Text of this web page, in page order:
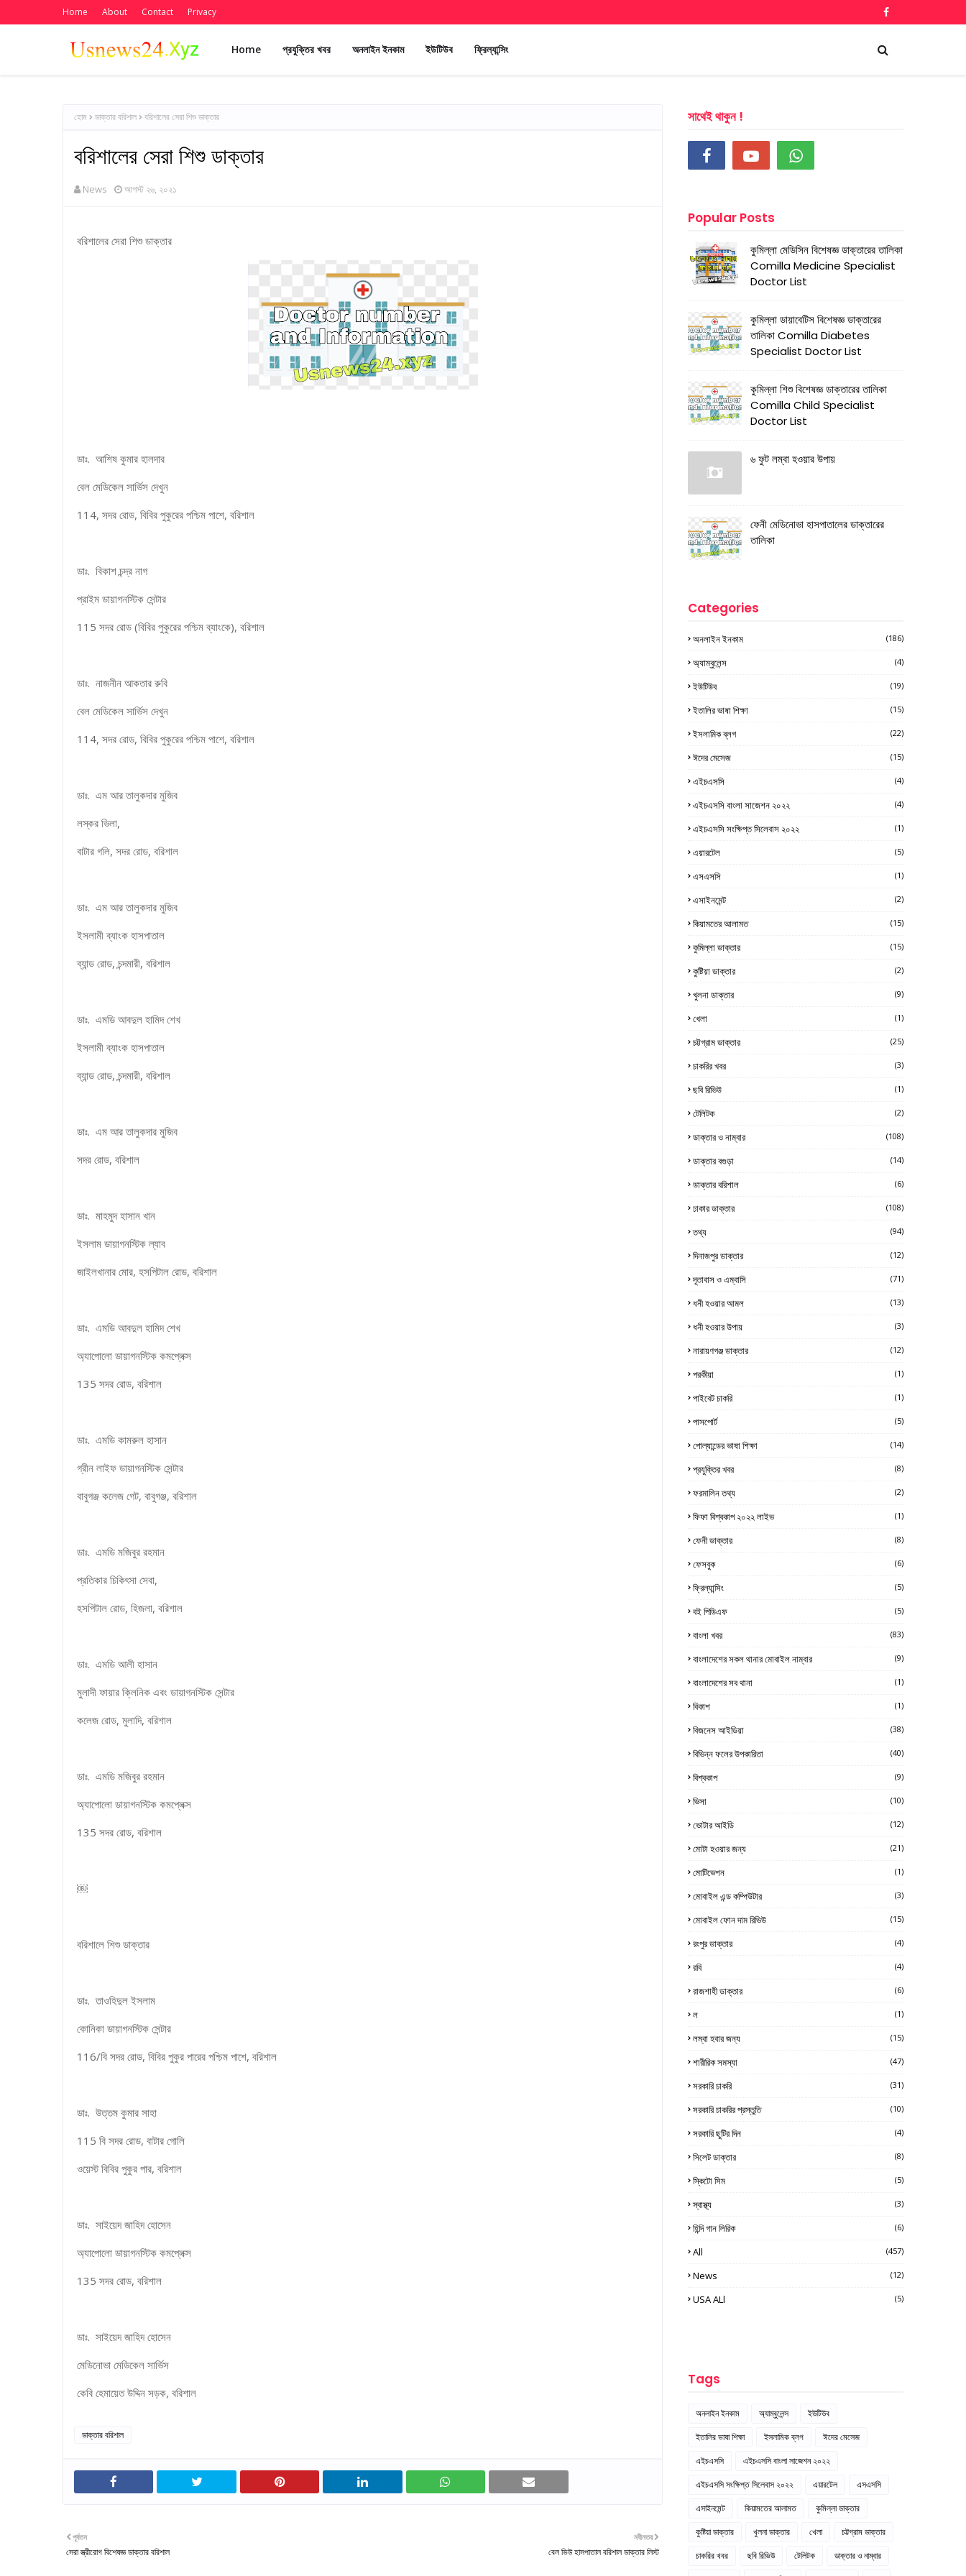
Home About Contact Privacy
Home প্রযুক্তির খবর অনলাইন ইনকাম ইউটিউব ফ্রিল্যান্সিং
হোম ডাক্তার বরিশাল বরিশালের সেরা শিশু ডাক্তার
বরিশালের সেরা শিশু ডাক্তার
News আগস্ট ২৬, ২০২১
বরিশালের সেরা শিশু ডাক্তার
ডাঃ. আশিষ কুমার হালদার
বেল মেডিকেল সার্ভিস দেখুন
114, সদর রোড, বিবির পুকুরের পশ্চিম পাশে, বরিশাল
ডাঃ. বিকাশ চন্দ্র নাগ
প্রাইম ডায়াগনস্টিক সেন্টার
115 সদর রোড (বিবির পুকুরের পশ্চিম ব্যাংকে), বরিশাল
ডাঃ. নাজনীন আকতার রুবি
বেল মেডিকেল সার্ভিস দেখুন
114, সদর রোড, বিবির পুকুরের পশ্চিম পাশে, বরিশাল
ডাঃ. এম আর তালুকদার মুজিব
লস্কর ভিলা,
বাটার গলি, সদর রোড, বরিশাল
ডাঃ. এম আর তালুকদার মুজিব
ইসলামী ব্যাংক হাসপাতাল
ব্যান্ড রোড, চন্দমারী, বরিশাল
ডাঃ. এমডি আবদুল হামিদ শেখ
ইসলামী ব্যাংক হাসপাতাল
ব্যান্ড রোড, চন্দমারী, বরিশাল
ডাঃ. এম আর তালুকদার মুজিব
সদর রোড, বরিশাল
ডাঃ. মাহমুদ হাসান খান
ইসলাম ডায়াগনস্টিক ল্যাব
জাইলখানার মোর, হসপিটাল রোড, বরিশাল
ডাঃ. এমডি আবদুল হামিদ শেখ
অ্যাপোলো ডায়াগনস্টিক কমপ্লেক্স
135 সদর রোড, বরিশাল
ডাঃ. এমডি কামরুল হাসান
গ্রীন লাইফ ডায়াগনস্টিক সেন্টার
বাবুগঞ্জ কলেজ গেট, বাবুগঞ্জ, বরিশাল
ডাঃ. এমডি মজিবুর রহমান
প্রতিকার চিকিৎসা সেবা,
হসপিটাল রোড, হিজলা, বরিশাল
ডাঃ. এমডি আলী হাসান
মুলাদী ফায়ার ক্লিনিক এবং ডায়াগনস্টিক সেন্টার
কলেজ রোড, মুলাদি, বরিশাল
ডাঃ. এমডি মজিবুর রহমান
অ্যাপোলো ডায়াগনস্টিক কমপ্লেক্স
135 সদর রোড, বরিশাল
￼
বরিশালে শিশু ডাক্তার
ডাঃ. তাওহিদুল ইসলাম
কোনিকা ডায়াগনস্টিক সেন্টার
116/বি সদর রোড, বিবির পুকুর পারের পশ্চিম পাশে, বরিশাল
ডাঃ. উত্তম কুমার সাহা
115 বি সদর রোড, বাটার গোলি
ওয়েস্ট বিবির পুকুর পার, বরিশাল
ডাঃ. সাইয়েদ জাহিদ হোসেন
অ্যাপোলো ডায়াগনস্টিক কমপ্লেক্স
135 সদর রোড, বরিশাল
ডাঃ. সাইয়েদ জাহিদ হোসেন
মেডিনোভা মেডিকেল সার্ভিস
কেবি হেমায়েত উদ্দিন সড়ক, বরিশাল
ডাক্তার বরিশাল
নবীনতর
বেল ভিউ হাসপাতাল বরিশাল ডাক্তার লিস্ট
পূর্বতন
সেরা স্ত্রীরোগ বিশেষজ্ঞ ডাক্তার বরিশাল
সাথেই থাকুন !
Popular Posts
কুমিল্লা মেডিসিন বিশেষজ্ঞ ডাক্তারের তালিকা
Comilla Medicine Specialist
Doctor List
কুমিল্লা ডায়াবেটিস বিশেষজ্ঞ ডাক্তারের
তালিকা Comilla Diabetes
Specialist Doctor List
কুমিল্লা শিশু বিশেষজ্ঞ ডাক্তারের তালিকা
Comilla Child Specialist
Doctor List
৬ ফুট লম্বা হওয়ার উপায়
ফেনী মেডিনোভা হাসপাতালের ডাক্তারের
তালিকা
Categories
অনলাইন ইনকাম (186)
অ্যাম্বুলেন্স (4)
ইউটিউব (19)
ইতালির ভাষা শিক্ষা (15)
ইসলামিক ব্লগ (22)
ঈদের মেসেজ (15)
এইচএসসি (4)
এইচএসসি বাংলা সাজেশন ২০২২ (4)
এইচএসসি সংক্ষিপ্ত সিলেবাস ২০২২ (1)
এয়ারটেল (5)
এসএসসি (1)
এসাইনমেন্ট (2)
কিয়ামতের আলামত (15)
কুমিল্লা ডাক্তার (15)
কুষ্টিয়া ডাক্তার (2)
খুলনা ডাক্তার (9)
খেলা (1)
চট্টগ্রাম ডাক্তার (25)
চাকরির খবর (3)
ছবি রিভিউ (1)
টেলিটক (2)
ডাক্তার ও নাম্বার (108)
ডাক্তার বগুড়া (14)
ডাক্তার বরিশাল (6)
ঢাকার ডাক্তার (108)
তথ্য (94)
দিনাজপুর ডাক্তার (12)
দূতাবাস ও এম্বাসি (71)
ধনী হওয়ার আমল (13)
ধনী হওয়ার উপায় (3)
নারায়ণগঞ্জ ডাক্তার (12)
পরকীয়া (1)
পাইবেট চাকরি (1)
পাসপোর্ট (5)
পোল্যান্ডের ভাষা শিক্ষা (14)
প্রযুক্তির খবর (8)
ফরমালিন তথ্য (2)
ফিফা বিশ্বকাপ ২০২২ লাইভ (1)
ফেনী ডাক্তার (8)
ফেসবুক (6)
ফ্রিল্যান্সিং (5)
বই পিডিএফ (5)
বাংলা খবর (83)
বাংলাদেশের সকল থানার মোবাইল নাম্বার (9)
বাংলাদেশের সব থানা (1)
বিকাশ (1)
বিজনেস আইডিয়া (38)
বিভিন্ন ফলের উপকারিতা (40)
বিশ্বকাপ (9)
ভিসা (10)
ভোটার আইডি (12)
মোটা হওয়ার জন্য (21)
মোটিভেশন (1)
মোবাইল এন্ড কম্পিউটার (3)
মোবাইল ফোন দাম রিভিউ (15)
রংপুর ডাক্তার (4)
রবি (4)
রাজশাহী ডাক্তার (6)
ল (1)
লম্বা হবার জন্য (15)
শারীরিক সমস্যা (47)
সরকারি চাকরি (31)
সরকারি চাকরির প্রস্তুতি (10)
সরকারি ছুটির দিন (4)
সিলেট ডাক্তার (8)
স্কিটো সিম (5)
স্বাস্থ্য (3)
হিন্দি গান লিরিক (6)
All (457)
News (12)
USA ALl (5)
Tags
অনলাইন ইনকাম অ্যাম্বুলেন্স
ইউটিউব
ইতালির ভাষা শিক্ষা
ইসলামিক ব্লগ
ঈদের মেসেজ
এইচএসসি
এইচএসসি বাংলা সাজেশন ২০২২
এইচএসসি সংক্ষিপ্ত সিলেবাস ২০২২
এয়ারটেল
এসএসসি
এসাইনমেন্ট
কিয়ামতের আলামত
কুমিল্লা ডাক্তার
কুষ্টিয়া ডাক্তার
খুলনা ডাক্তার খেলা
চট্টগ্রাম ডাক্তার
চাকরির খবর
ছবি রিভিউ টেলিটক
ডাক্তার ও নাম্বার